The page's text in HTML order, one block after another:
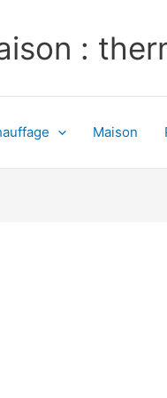
:
Maison